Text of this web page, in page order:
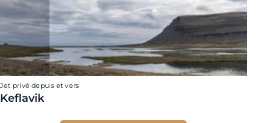
Jet privé depuis et vers
Keflavik